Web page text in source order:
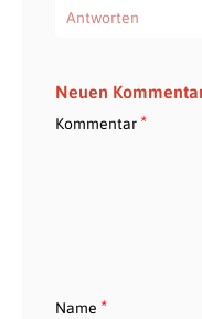
Antworten
Neuen
Kommentar*
Name *